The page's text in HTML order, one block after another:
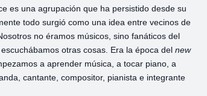
es una agrupación que ha persistido desde su
todo surgió como una idea entre vecinos de
no éramos músicos, sino fanáticos del
otras cosas. Era la época del new
a aprender música, a tocar piano, a
cantante, compositor, pianista e integrante